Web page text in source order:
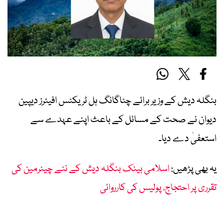
بنگلہ دیش کے وزیر برائے چٹاگانگ ہل ٹریکٹس افیئرز دیپین
دیوان نے صحت کے مسائل کے باعث اپنے عہدے سے
استعفیٰ دے دیا۔
یہ بھی پڑھیں:اسلامی بینک بنگلہ دیش کے نئے چیئرمین کی
تقرری پر احتجاج، پولیس کی کارروائی